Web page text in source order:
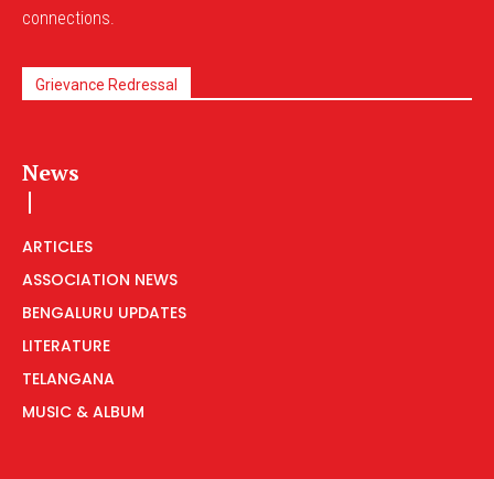
connections.
Grievance Redressal
News
ARTICLES
ASSOCIATION NEWS
BENGALURU UPDATES
LITERATURE
TELANGANA
MUSIC & ALBUM